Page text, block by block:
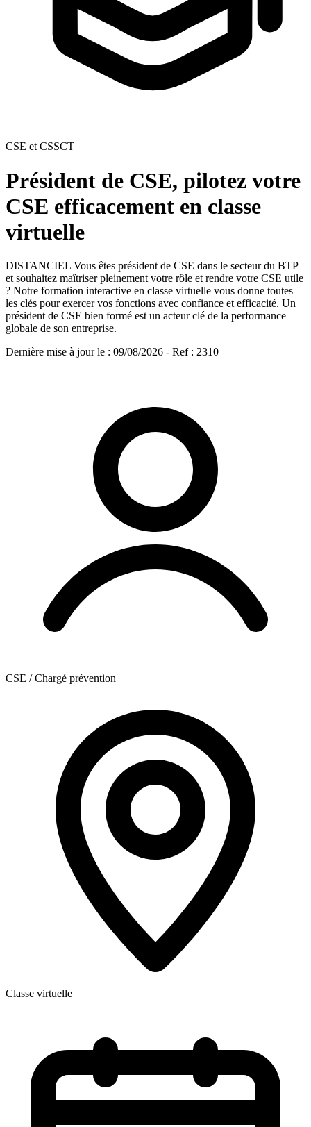
CSE et CSSCT
Président de CSE, pilotez votre
CSE efficacement en classe
virtuelle
DISTANCIEL Vous êtes président de CSE dans le secteur du BTP
et souhaitez maîtriser pleinement votre rôle et rendre votre CSE utile
? Notre formation interactive en classe virtuelle vous donne toutes
les clés pour exercer vos fonctions avec confiance et efficacité. Un
président de CSE bien formé est un acteur clé de la performance
globale de son entreprise.
Dernière mise à jour le : 09/08/2026 - Ref : 2310
CSE / Chargé prévention
Classe virtuelle